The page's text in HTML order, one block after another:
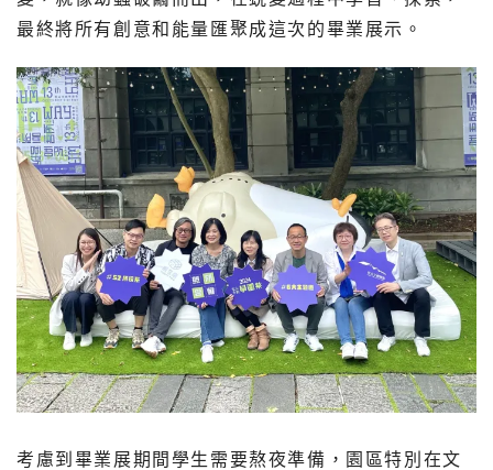
最終將所有創意和能量匯聚成這次的畢業展示。
考慮到畢業展期間學生需要熬夜準備，園區特別在文